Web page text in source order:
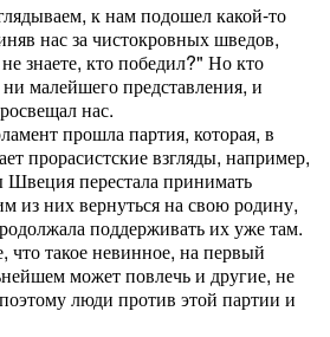
к нам подошел какой-то
нас за чистокровных шведов,
знаете, кто победил?" Но кто
малейшего представления, и
нас.
прошла партия, которая, в
прорасистские взгляды, например,
Швеция перестала принимать
из них вернуться на свою родину,
поддерживать их уже там.
такое невинное, на первый
может повлечь и другие, не
люди против этой партии и